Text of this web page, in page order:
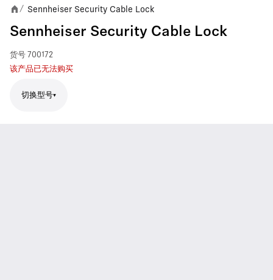
/ Sennheiser Security Cable Lock
Sennheiser Security Cable Lock
货号 700172
该产品已无法购买
切换型号